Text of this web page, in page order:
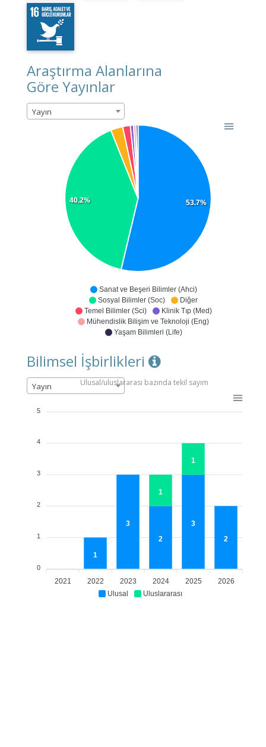
Araştırma Alanlarına
Göre Yayınlar
Yayın
Sanat ve Beşeri Bilimler (Ahci)
Sosyal Bilimler (Soc)
Diğer
Temel Bilimler (Sci)
Klinik Tıp (Med)
Mühendislik Bilişim ve Teknoloji (Eng)
Yaşam Bilimleri (Life)
53.7%
40.2%
Bilimsel İşbirlikleri
Yayın Ulusal/uluslararası bazında tekil sayım
Ulusal Uluslararası
2021 2022 2023 2024 2025 2026
1
3
2
3
2
1
1
5
4
3
2
1
0